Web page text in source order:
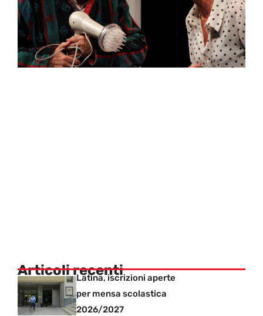
Articoli recentiLatina, iscrizioni aperte
per mensa scolastica
2026/2027